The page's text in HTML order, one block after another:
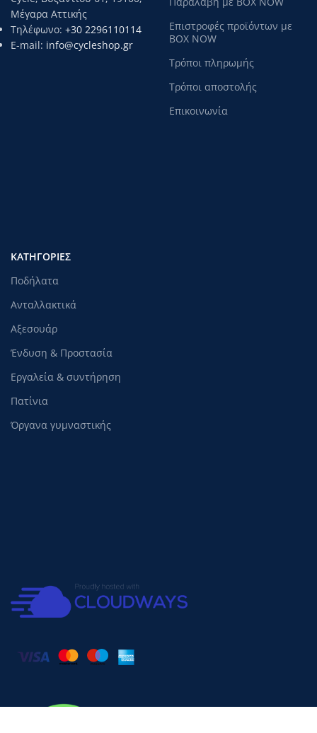
Μέγαρα Αττικής
Τηλέφωνο: +30 2296110114
E-mail: info@cycleshop.gr
Επιστροφές προϊόντων με
BOX NOW
Τρόποι πληρωμής
Τρόποι αποστολής
Επικοινωνία
ΚΑΤΗΓΟΡΊΕΣ
Ποδήλατα
Ανταλλακτικά
Αξεσουάρ
Ένδυση & Προστασία
Εργαλεία & συντήρηση
Πατίνια
Όργανα γυμναστικής